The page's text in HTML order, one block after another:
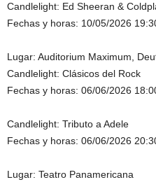
Candlelight: Ed Sheeran &
Fechas y horas: 10/05/2026
Lugar: Auditorium Maximum,
Candlelight: Clásicos del Rock
Fechas y horas: 06/06/2026
Candlelight: Tributo a Adele
Fechas y horas: 06/06/2026
Lugar: Teatro Panamericana